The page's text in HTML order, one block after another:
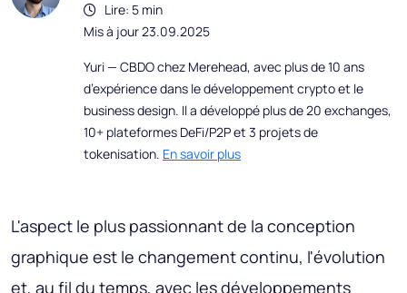
Lire: 5 min
Mis à jour 23.09.2025
Yuri — CBDO chez Merehead, avec plus de 10 ans
d’expérience dans le développement crypto et le
business design. Il a développé plus de 20 exchanges,
10+ plateformes DeFi/P2P et 3 projets de
tokenisation. En savoir plus
L'aspect le plus passionnant de la conception
graphique est le changement continu, l'évolution
et, au fil du temps, avec les développements